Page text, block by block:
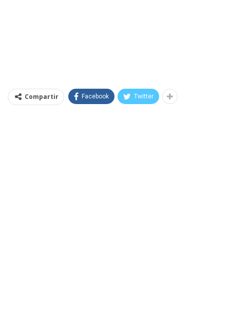
Compartir Facebook Twitter